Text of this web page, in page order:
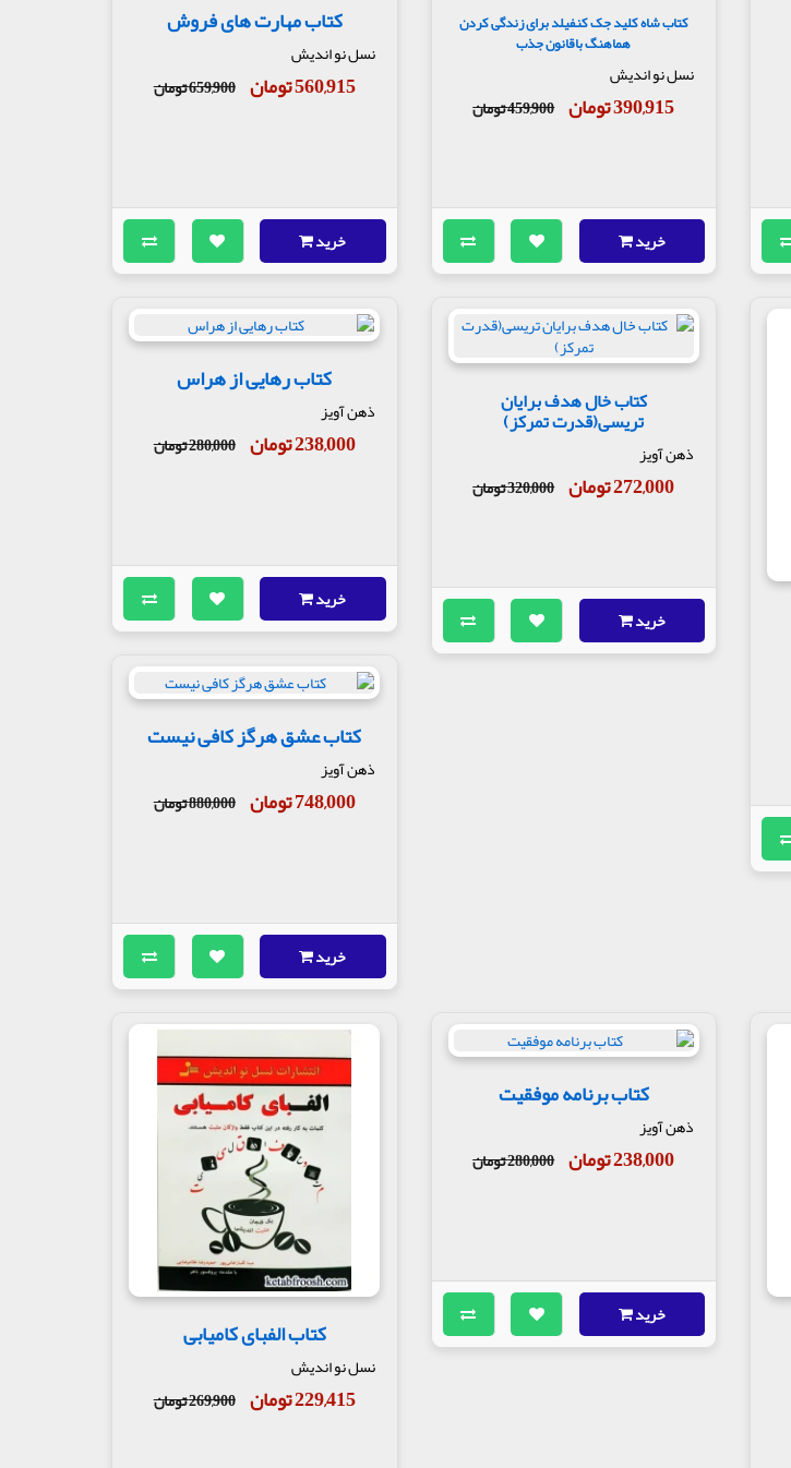
کتاب شاه کلید جک کنفیلد برای زندگی کردن
هماهنگ باقانون جذب
نسل نو اندیش
390,915 تومان 459,900 تومان
خرید
کتاب مهارت های فروش
نسل نو اندیش
560,915 تومان 659,900 تومان
خرید
کتاب خال هدف برایان
تریسی(قدرت تمرکز)
ذهن آویز
272,000 تومان 320,000 تومان
خرید
کتاب رهایی از هراس
ذهن آویز
238,000 تومان 280,000 تومان
خرید
کتاب عشق هرگز کافی نیست
ذهن آویز
748,000 تومان 880,000 تومان
خرید
کتاب برنامه موفقیت
ذهن آویز
238,000 تومان 280,000 تومان
خرید کتاب الفبای کامیابی
نسل نو اندیش
229,415 تومان 269,900 تومان